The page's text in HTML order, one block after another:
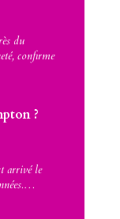
du
confirme
?
arrivé le